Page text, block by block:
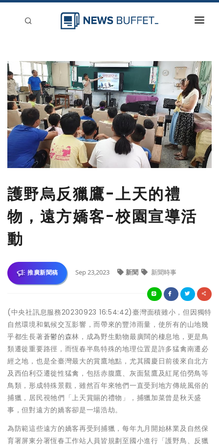
新聞稿分類
登入
刊登
護野烏反獵鷹-上天的禮
物，遠方嬌客-校園宣導活
動
推廣新聞稿 Sep 23,2023 新聞 新聞時事
(中央社訊息服務20230923 16:54:42)臺灣面積雖小，但因獨特
自然環境和氣候交互影響，而帶來的豐沛雨量，使所有的山地幾
乎都生長著蒼鬱的森林，成為野生動物最廣闊的棲息地，更是鳥
類遷徙重要路徑，而恆春半島特殊的地理位置是許多猛禽南遷必
經之地，也是全臺灣最大的賞鷹地點，尤其國慶日前後來自北方
及西伯利亞遷徙性猛禽，包括赤腹鷹、灰面鵟鷹及紅尾伯勞鳥等
鳥類，形成特殊景觀，雖然百年來牠們一直受到地方傳統風俗的
捕獵，居民視牠們「上天賞賜的禮物」，捕獵加菜曾是秋天盛
事，但對遠方的嬌客卻是一場浩劫。
為防範這些遠方的嬌客再受到捕獵，每年九月開始林業及自然保
育署屏東分署恆春工作站人員皆規劃至國小進行「護野鳥、反獵